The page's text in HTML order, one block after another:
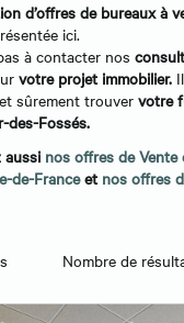
d’offres de bureaux à
ici.
à contacter nos
votre projet immobilier.
sûrement trouver votre
des-Fossés.
aussi nos offres de Vente
de-Franceet nos offres
Nombre de